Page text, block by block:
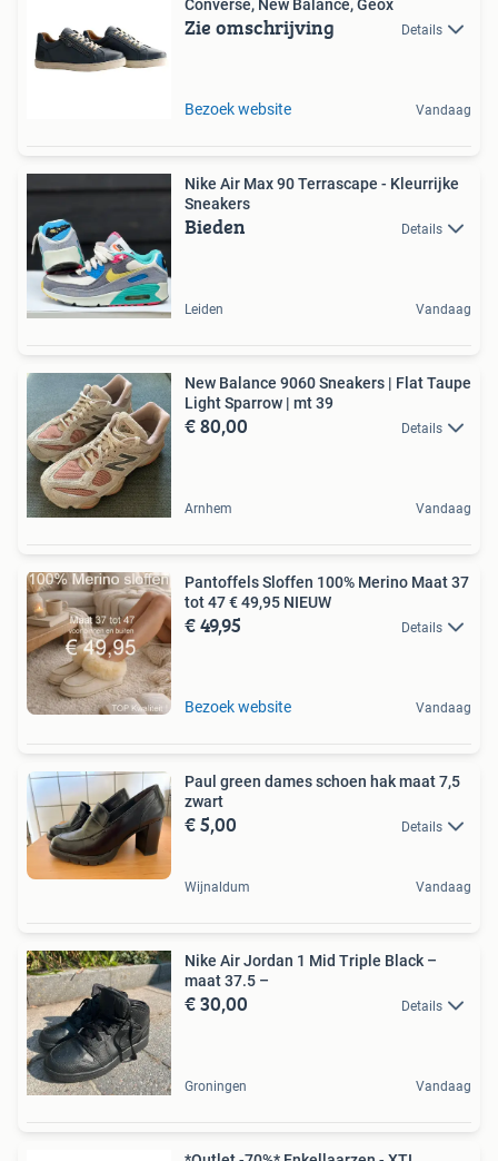
Converse, New Balance, Geox
Zie omschrijving Details
Bezoek website Vandaag
Nike Air Max 90 Terrascape - Kleurrijke
Sneakers
Bieden Details
Leiden Vandaag
New Balance 9060 Sneakers | Flat Taupe
Light Sparrow | mt 39
€ 80,00 Details
Arnhem Vandaag
Pantoffels Sloffen 100% Merino Maat 37
tot 47 € 49,95 NIEUW
€ 49,95 Details
Bezoek website Vandaag
Paul green dames schoen hak maat 7,5
zwart
€ 5,00 Details
Wijnaldum Vandaag
Nike Air Jordan 1 Mid Triple Black –
maat 37.5 –
€ 30,00 Details
Groningen Vandaag